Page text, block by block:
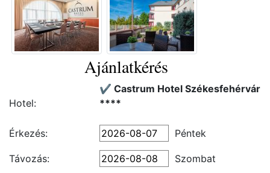
Ajánlatkérés
Hotel:
✔️ Castrum Hotel Székesfehérvár
****
Érkezés: Péntek
Távozás: Szombat